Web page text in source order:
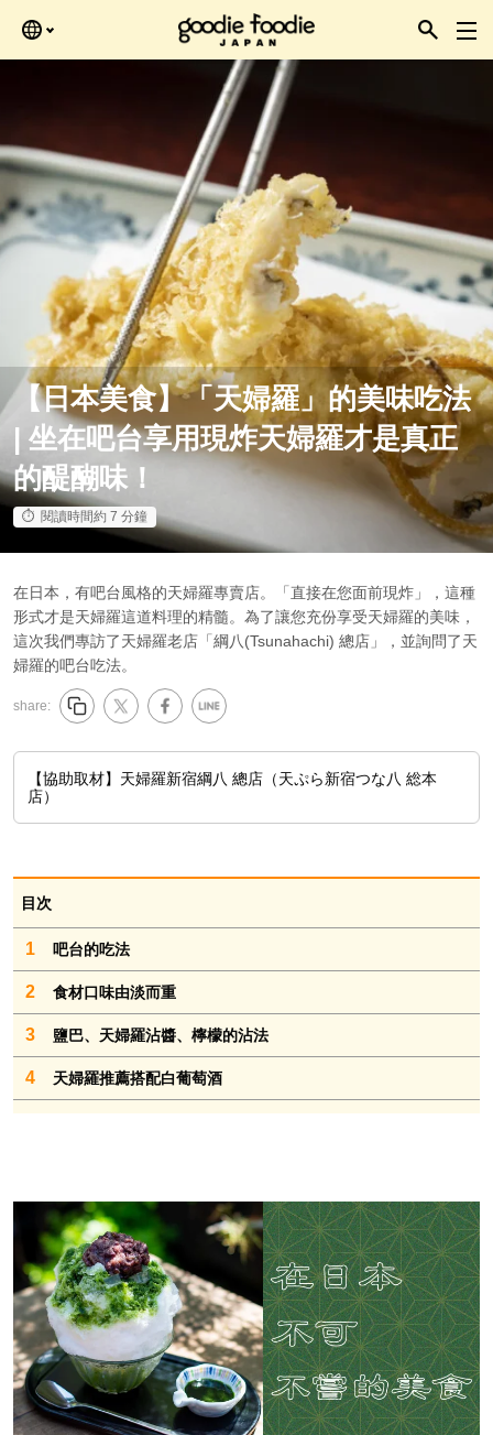
【日本美食】「天婦羅」的美味吃法
| 坐在吧台享用現炸天婦羅才是真正
的醍醐味！
閱讀時間約 7 分鐘
在日本，有吧台風格的天婦羅專賣店。「直接在您面前現炸」，這種
形式才是天婦羅這道料理的精髓。為了讓您充份享受天婦羅的美味，
這次我們專訪了天婦羅老店「綱八(Tsunahachi) 總店」，並詢問了天
婦羅的吧台吃法。
share:
【協助取材】天婦羅新宿綱八 總店（天ぷら新宿つな八 総本
店）
目次
1 吧台的吃法
2 食材口味由淡而重
3 鹽巴、天婦羅沾醬、檸檬的沾法
4 天婦羅推薦搭配白葡萄酒